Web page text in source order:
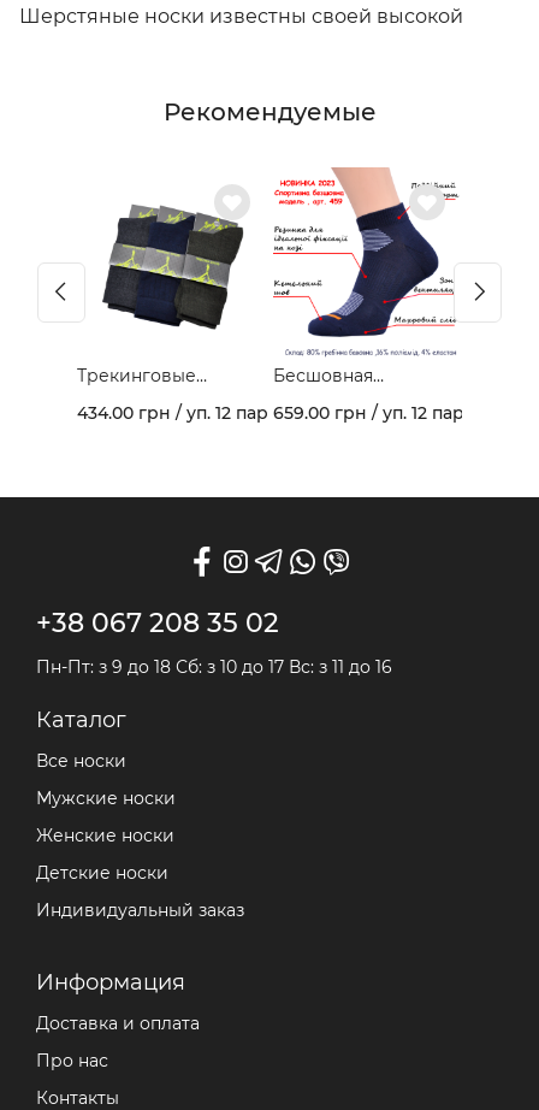
Шерстяные носки известны своей высокой
холодное время года. Они отлично сохраняют
форму, не растягиваются и не затираются со
антибактериальными свойствами,
позволяющими избежать неприятного запаха
Карпатки являются не только удобным и
практичным изделием, но и отличным
сувениром, отражающим украинскую культуру
и традиции.
Рекомендуемые
Трекинговые
демисезонные
носки 403В
434.00 грн / уп. 12 пар
Бесшовная
спортивная модель
из гребеночного
659.00 грн / уп. 12 пар
+38 067 208 35 02
Пн-Пт: з 9 до 18 Сб: з 10 до 17 Вс: з 11 до 16
Каталог
Все носки
Мужские носки
Женские носки
Детские носки
Индивидуальный заказ
Информация
Доставка и оплата
Про нас
Контакты